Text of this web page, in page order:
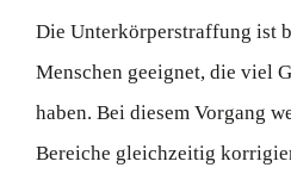
Die Unterkörperstraffung ist
Menschen geeignet, die viel
haben. Bei diesem Vorgang
Bereiche gleichzeitig